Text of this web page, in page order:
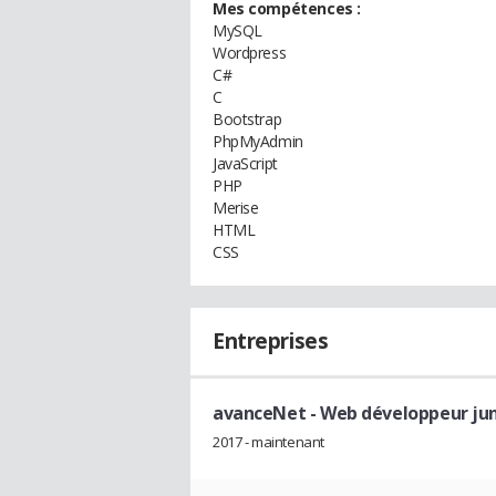
Mes compétences :
MySQL
Wordpress
C#
C
Bootstrap
PhpMyAdmin
JavaScript
PHP
Merise
HTML
CSS
Entreprises
avanceNet - Web développeur
2017 - maintenant